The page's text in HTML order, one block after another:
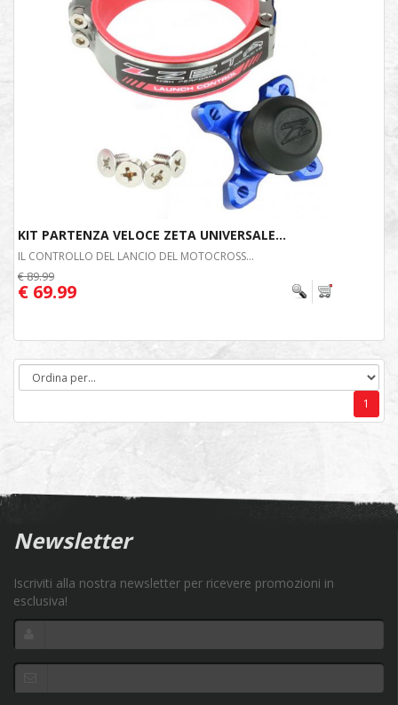
KIT PARTENZA VELOCE ZETA UNIVERSALE...
IL CONTROLLO DEL LANCIO DEL MOTOCROSS...
€ 89.99
€ 69.99
1
Newsletter
Iscriviti alla nostra newsletter per ricevere promozioni in
esclusiva!